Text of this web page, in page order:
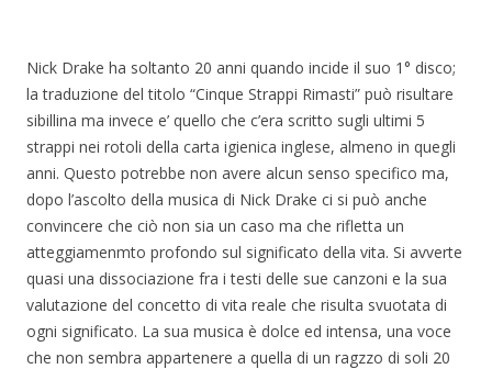
Nick Drake ha soltanto 20 anni quando incide il suo 1° disco;
la traduzione del titolo “Cinque Strappi Rimasti” può risultare
sibillina ma invece e’ quello che c’era scritto sugli ultimi 5
strappi nei rotoli della carta igienica inglese, almeno in quegli
anni. Questo potrebbe non avere alcun senso specifico ma,
dopo l’ascolto della musica di Nick Drake ci si può anche
convincere che ciò non sia un caso ma che rifletta un
atteggiamenmto profondo sul significato della vita. Si avverte
quasi una dissociazione fra i testi delle sue canzoni e la sua
valutazione del concetto di vita reale che risulta svuotata di
ogni significato. La sua musica è dolce ed intensa, una voce
che non sembra appartenere a quella di un ragzzo di soli 20